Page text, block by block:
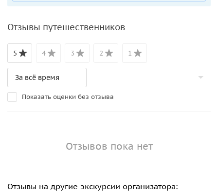
Отзывы путешественников
5 4 3 2 1
Показать оценки без отзыва
Отзывов пока нет
Отзывы на другие экскурсии организатора: